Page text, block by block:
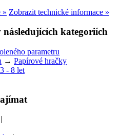
» Zobrazit technické informace »
kategoriích
parametru
→ Papírové hračky
3 - 8 let
|